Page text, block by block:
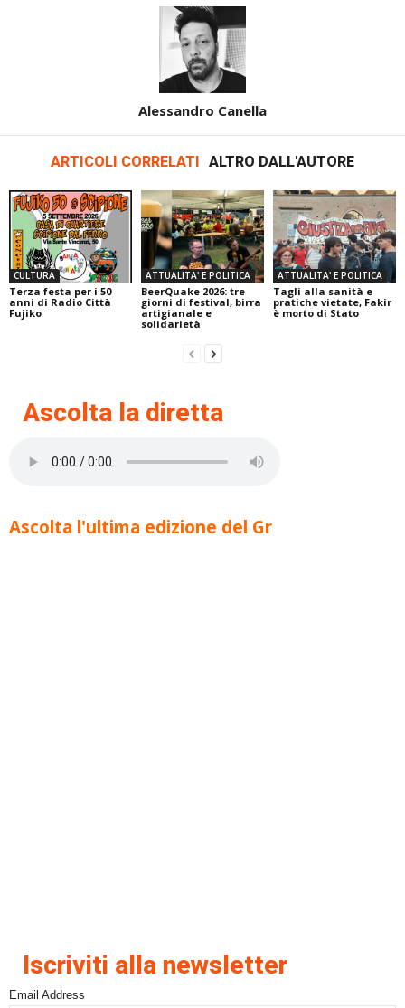
Alessandro Canella
ARTICOLI CORRELATI ALTRO DALL'AUTORE
CULTURA
Terza festa per i 50
anni di Radio Città
Fujiko
ATTUALITA' E POLITICA
BeerQuake 2026: tre
giorni di festival, birra
artigianale e
solidarietà
ATTUALITA' E POLITICA
Tagli alla sanità e
pratiche vietate, Fakir
è morto di Stato
Ascolta la diretta
Ascolta l'ultima edizione del Gr
Iscriviti alla newsletter
Email Address